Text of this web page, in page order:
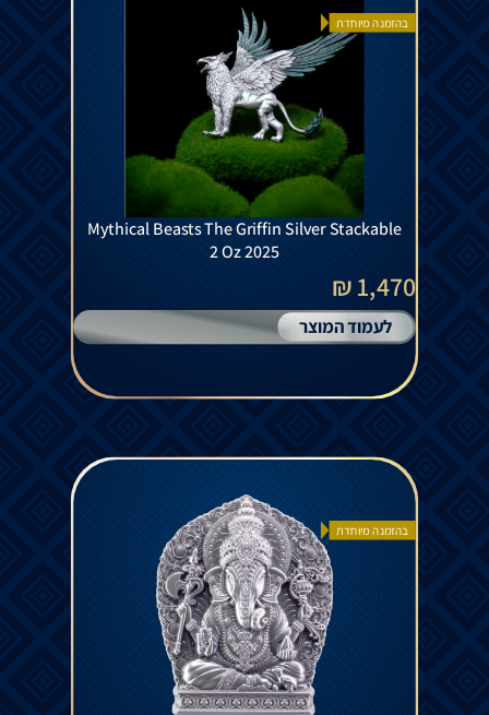
בהזמנה מיוחדת
Mythical Beasts The Griffin Silver Stackable
2 Oz 2025
1,470 ₪
לעמוד המוצר
בהזמנה מיוחדת